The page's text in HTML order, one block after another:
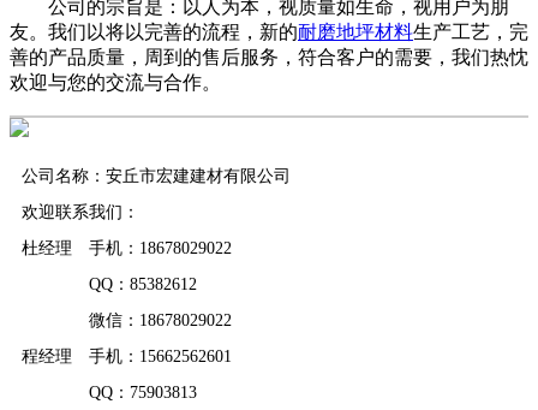
公司的宗旨是：以人为本，视质量如生命，视用户为朋
友。我们以将以完善的流程，新的耐磨地坪材料生产工艺，完
善的产品质量，周到的售后服务，符合客户的需要，我们热忱
欢迎与您的交流与合作。
公司名称：安丘市宏建建材有限公司
欢迎联系我们：
杜经理 手机：18678029022
QQ：85382612
微信：18678029022
程经理 手机：15662562601
QQ：75903813